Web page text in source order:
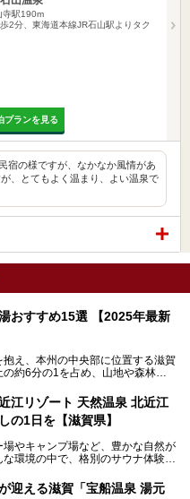
寺駅190m
2分、東海道本線JR石山駅よりタク
プランを見る
宿の様ですが、なかなか風情があ
、とてもよく温まり、よい温泉で
おすすめ15選 【2025年最新
抱え、本州の中央部に位置する滋賀
約6分の1を占め、山地や森林部
産の比叡山延暦寺、天守が国宝に
の特別史跡の安土城跡など、多数
ながら入れる施設もありますよ。
江リゾート 天然温泉 北近江
の1日を【滋賀県】
やキャンプ場など、豊かな自然が
環境の中で、格別のサウナ体験を
天然温泉 北近江の湯」で朝から
迎える滋賀「宝船温泉 湯元